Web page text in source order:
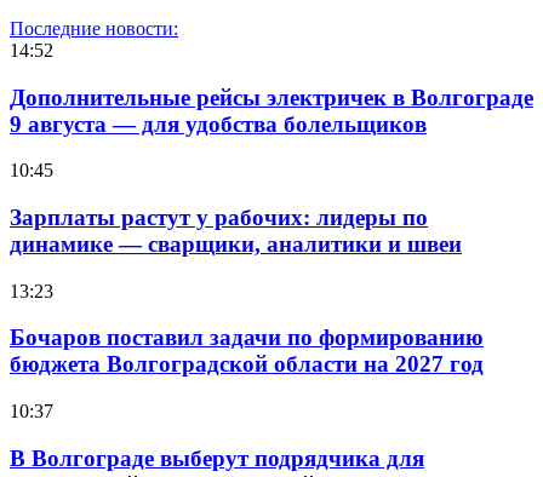
Последние новости:
14:52
Дополнительные рейсы электричек в Волгограде
9 августа — для удобства болельщиков
10:45
Зарплаты растут у рабочих: лидеры по
динамике — сварщики, аналитики и швеи
13:23
Бочаров поставил задачи по формированию
бюджета Волгоградской области на 2027 год
10:37
В Волгограде выберут подрядчика для